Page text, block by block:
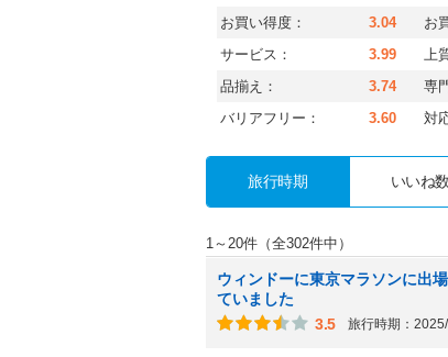
お買い得度： 3.04 お
サービス： 3.99 上
品揃え： 3.74 専
バリアフリー： 3.60 対
旅行時期 いいね数
1～20件（全302件中）
ウィンドーに東京マラソンに出
ていました
3.5
旅行時期：